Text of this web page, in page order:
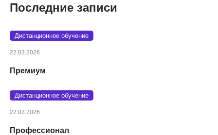
Последние записи
Дистанционное обучение
22.03.2026
Премиум
Дистанционное обучение
22.03.2026
Профессионал